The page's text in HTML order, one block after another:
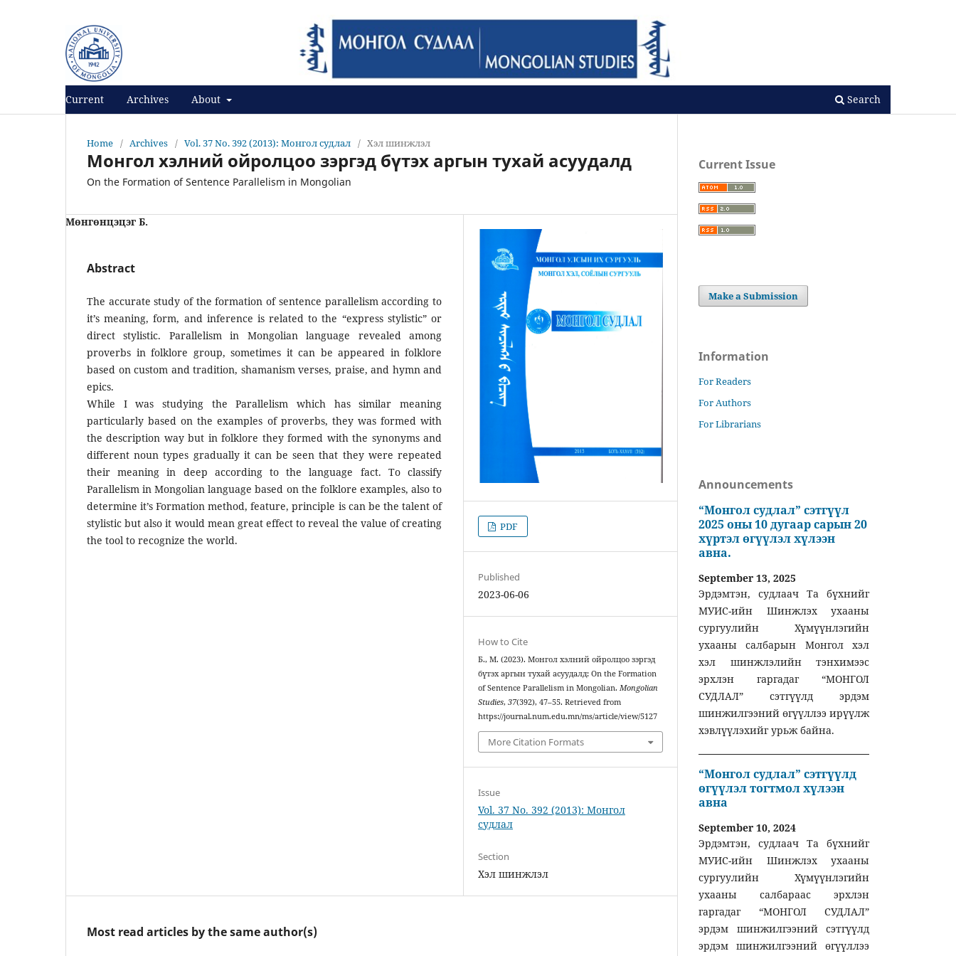
Current Archives About Search
Home / Archives / Vol. 37 No. 392 (2013): Монгол судлал / Хэл шинжлэл
Монгол хэлний ойролцоо зэргэд бүтэх аргын тухай асуудалд
On the Formation of Sentence Parallelism in Mongolian
Мөнгөнцэцэг Б.
Abstract
The accurate study of the formation of sentence parallelism according to
it’s meaning, form, and inference is related to the “express stylistic” or
direct stylistic. Parallelism in Mongolian language revealed among
proverbs in folklore group, sometimes it can be appeared in folklore
based on custom and tradition, shamanism verses, praise, and hymn and
epics.
While I was studying the Parallelism which has similar meaning
particularly based on the examples of proverbs, they was formed with
the description way but in folklore they formed with the synonyms and
different noun types gradually it can be seen that they were repeated
their meaning in deep according to the language fact. To classify
Parallelism in Mongolian language based on the folklore examples, also to
determine it’s Formation method, feature, principle is can be the talent of
stylistic but also it would mean great effect to reveal the value of creating
the tool to recognize the world.
PDF
Published
2023-06-06
How to Cite
Б., М. (2023). Монгол хэлний ойролцоо зэргэд
бүтэх аргын тухай асуудалд: On the Formation
of Sentence Parallelism in Mongolian.Mongolian
Studies,37(392), 47–55. Retrieved from
https://journal.num.edu.mn/ms/article/view/5127
More Citation Formats
Issue
Vol. 37 No. 392 (2013): Монгол
судлал
Section
Хэл шинжлэл
Most read articles by the same author(s)
Current Issue
Make a Submission
Information
For Readers
For Authors
For Librarians
Announcements
“Монгол судлал” сэтгүүл
2025 оны 10 дугаар сарын 20
хүртэл өгүүлэл хүлээн
авна.
September 13, 2025
Эрдэмтэн, судлаач Та бүхнийг
МУИС-ийн Шинжлэх ухааны
сургуулийн Хүмүүнлэгийн
ухааны салбарын Монгол хэл
хэл шинжлэлийн тэнхимээс
эрхлэн гаргадаг “МОНГОЛ
СУДЛАЛ” сэтгүүлд эрдэм
шинжилгээний өгүүллээ ирүүлж
хэвлүүлэхийг урьж байна.
“Монгол судлал” сэтгүүлд
өгүүлэл тогтмол хүлээн
авна
September 10, 2024
Эрдэмтэн, судлаач Та бүхнийг
МУИС-ийн Шинжлэх ухааны
сургуулийн Хүмүүнлэгийн
ухааны салбараас эрхлэн
гаргадаг “МОНГОЛ СУДЛАЛ”
эрдэм шинжилгээний сэтгүүлд
эрдэм шинжилгээний өгүүллээ